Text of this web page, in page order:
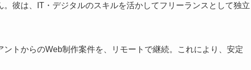
彼は、IT・デジタルのスキルを活かしてフリーランスとして独立
ントからのWeb制作案件を、リモートで継続。これにより、安定